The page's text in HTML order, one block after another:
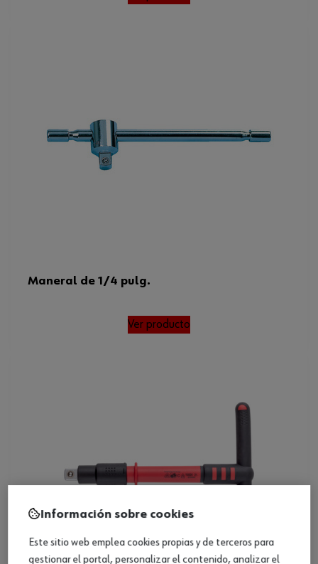
Maneral de 1/4 pulg.
Ver producto
Información sobre cookies
Este sitio web emplea cookies propias y de terceros para
gestionar el portal, personalizar el contenido, analizar el